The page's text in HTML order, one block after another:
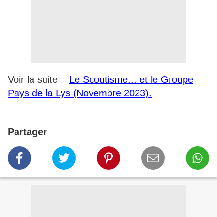
Voir la suite : Le Scoutisme... et le Groupe
Pays de la Lys (Novembre 2023).
Partager